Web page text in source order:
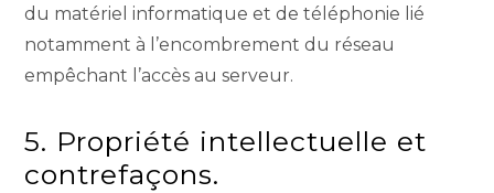
du matériel informatique et de téléphonie lié
notamment à l’encombrement du réseau
empêchant l’accès au serveur.
5. Propriété intellectuelle et
contrefaçons.